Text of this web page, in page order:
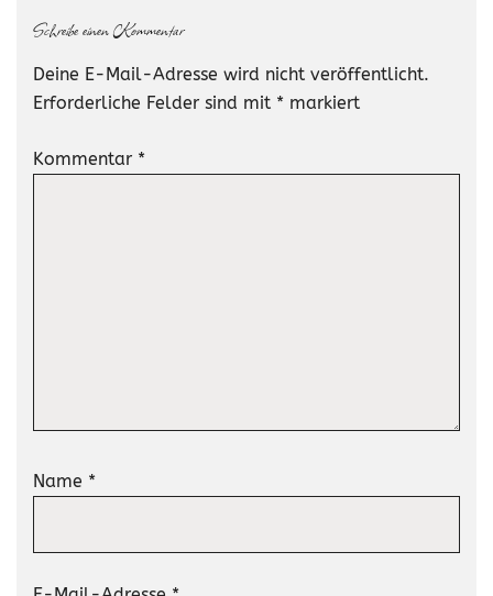
Schreibe einen Kommentar
Deine E-Mail-Adresse wird nicht veröffentlicht.
Erforderliche Felder sind mit * markiert
Kommentar *
Name *